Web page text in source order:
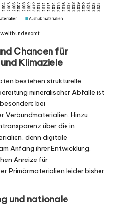
Chancen für
Klimaziele
bestehen strukturelle
mineralischer Abfälle ist
bei
Hinzu
über die in
denn digitale
Anfang ihrer Entwicklung.
Anreize für
Primärmaterialien leider bisher
und nationale